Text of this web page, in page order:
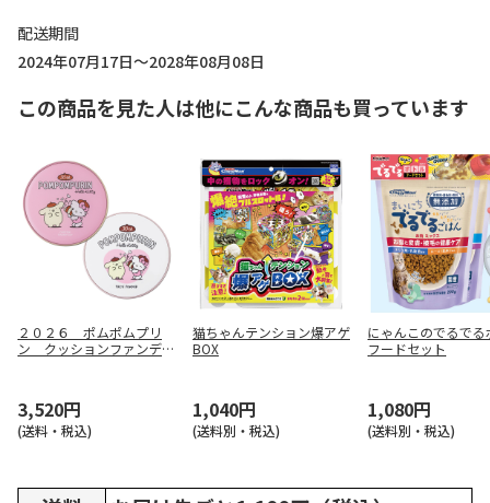
配送期間
2024年07月17日～2028年08月08日
この商品を見た人は他にこんな商品も買っています
２０２６ ポムポムプリ
ン クッションファンデ＆
3,520円
(送料・税込)
猫ちゃんテンション爆アゲ
BOX
1,040円
(送料別・税込)
にゃんこのでるでる
フードセット
1,080円
(送料別・税込)